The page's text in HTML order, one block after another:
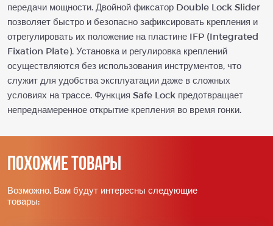
передачи мощности. Двойной фиксатор Double Lock Slider
позволяет быстро и безопасно зафиксировать крепления и
отрегулировать их положение на пластине IFP (Integrated
Fixation Plate). Установка и регулировка креплений
осуществляются без использования инструментов, что
служит для удобства эксплуатации даже в сложных
условиях на трассе. Функция Safe Lock предотвращает
непреднамеренное открытие крепления во время гонки.
Похожие товары
Возможно, Вам будут интересны следующие
товары: